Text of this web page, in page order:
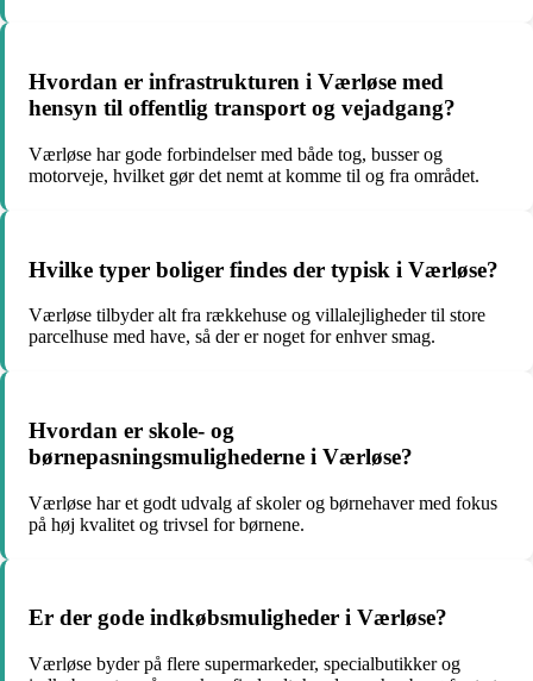
Hvordan er infrastrukturen i Værløse med
hensyn til offentlig transport og vejadgang?
Værløse har gode forbindelser med både tog, busser og
motorveje, hvilket gør det nemt at komme til og fra området.
Hvilke typer boliger findes der typisk i Værløse?
Værløse tilbyder alt fra rækkehuse og villalejligheder til store
parcelhuse med have, så der er noget for enhver smag.
Hvordan er skole- og
børnepasningsmulighederne i Værløse?
Værløse har et godt udvalg af skoler og børnehaver med fokus
på høj kvalitet og trivsel for børnene.
Er der gode indkøbsmuligheder i Værløse?
Værløse byder på flere supermarkeder, specialbutikker og